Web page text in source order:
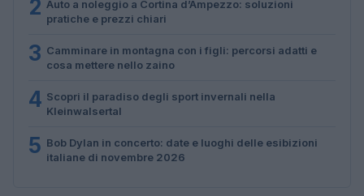
2 Auto a noleggio a Cortina d’Ampezzo: soluzioni
pratiche e prezzi chiari
3 Camminare in montagna con i figli: percorsi adatti e
cosa mettere nello zaino
4 Scopri il paradiso degli sport invernali nella
Kleinwalsertal
5 Bob Dylan in concerto: date e luoghi delle esibizioni
italiane di novembre 2026